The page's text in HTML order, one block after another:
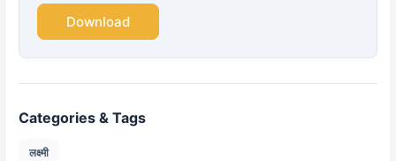
Download
Categories & Tags
लक्ष्मी